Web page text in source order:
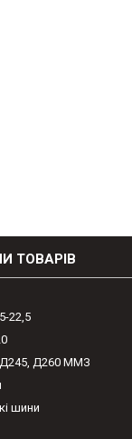
ТОВАРІВ
22,5
Д245, Д260 ММЗ
шини